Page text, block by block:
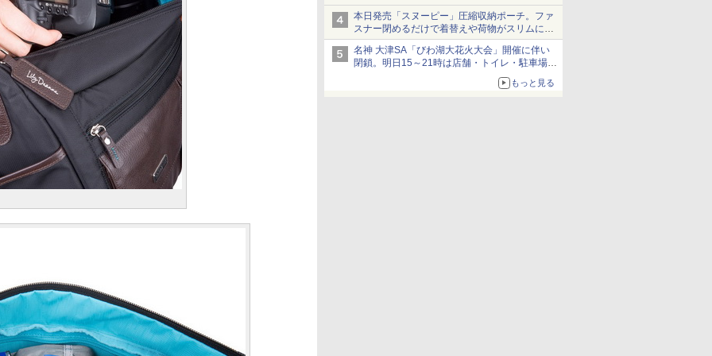
本日発売「スヌーピー」圧縮収納ポーチ。ファ
スナー閉めるだけで着替えや荷物がスリムにま
とまる
名神 大津SA「びわ湖大花火大会」開催に伴い
閉鎖。明日15～21時は店舗・トイレ・駐車場の
もっと見る